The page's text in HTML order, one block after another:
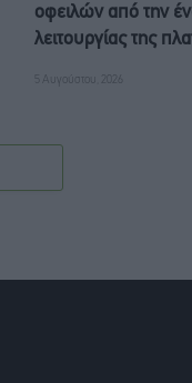
οφειλών από την
λειτουργίας της
5 Αυγούστου, 2026